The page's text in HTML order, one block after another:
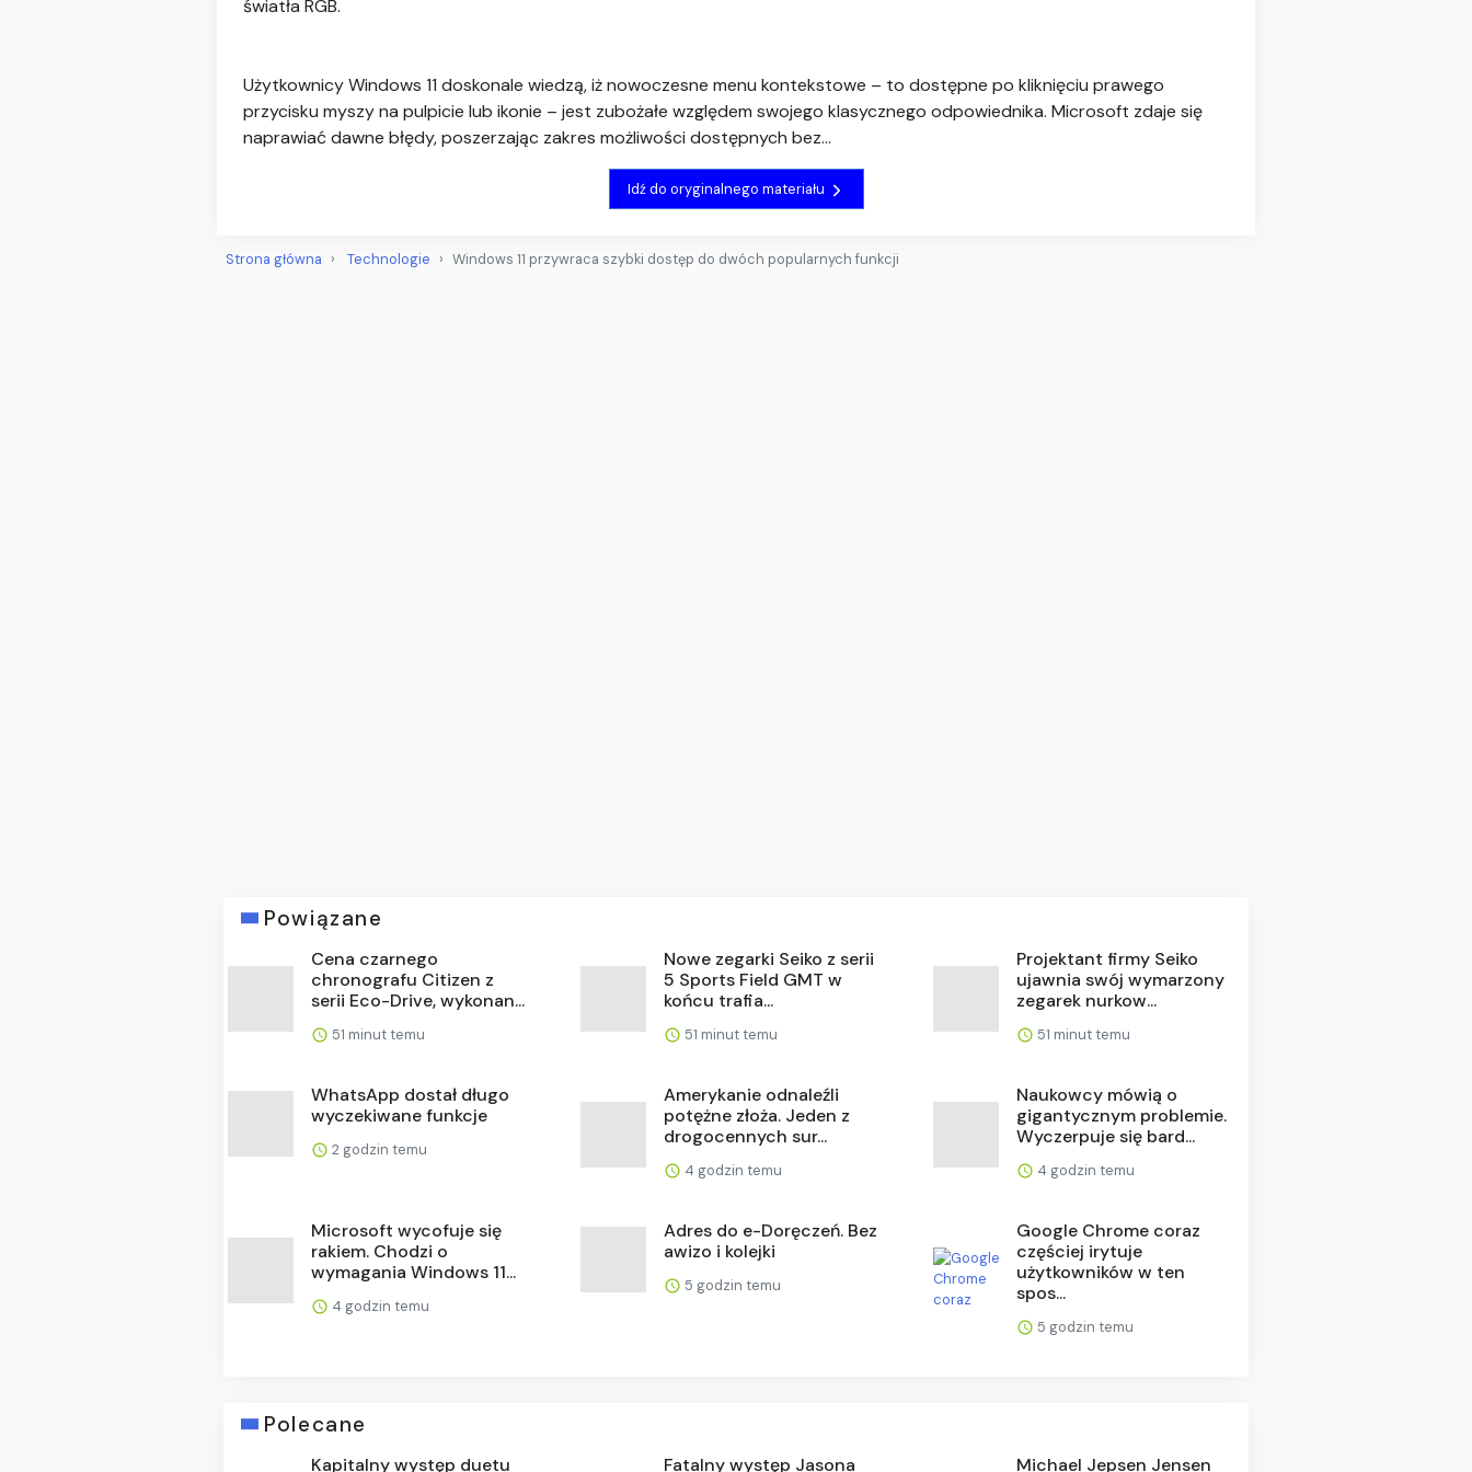
światła RGB.
Użytkownicy Windows 11 doskonale wiedzą, iż nowoczesne menu kontekstowe – to dostępne po kliknięciu prawego
przycisku myszy na pulpicie lub ikonie – jest zubożałe względem swojego klasycznego odpowiednika. Microsoft zdaje się
naprawiać dawne błędy, poszerzając zakres możliwości dostępnych bez...
Idź do oryginalnego materiału
Strona główna Technologie Windows 11 przywraca szybki dostęp do dwóch popularnych funkcji
Powiązane
Cena czarnego
chronografu Citizen z
serii Eco-Drive, wykonan...
51 minut temu
Nowe zegarki Seiko z serii
5 Sports Field GMT w
końcu trafia...
51 minut temu
Projektant firmy Seiko
ujawnia swój wymarzony
zegarek nurkow...
51 minut temu
WhatsApp dostał długo
wyczekiwane funkcje
2 godzin temu
Amerykanie odnaleźli
potężne złoża. Jeden z
drogocennych sur...
4 godzin temu
Naukowcy mówią o
gigantycznym problemie.
Wyczerpuje się bard...
4 godzin temu
Microsoft wycofuje się
rakiem. Chodzi o
wymagania Windows 11...
4 godzin temu
Adres do e-Doręczeń. Bez
awizo i kolejki
5 godzin temu
Google Chrome coraz
częściej irytuje
użytkowników w ten
spos...
5 godzin temu
Polecane
Kapitalny występ duetu Fatalny występ Jasona Michael Jepsen Jensen